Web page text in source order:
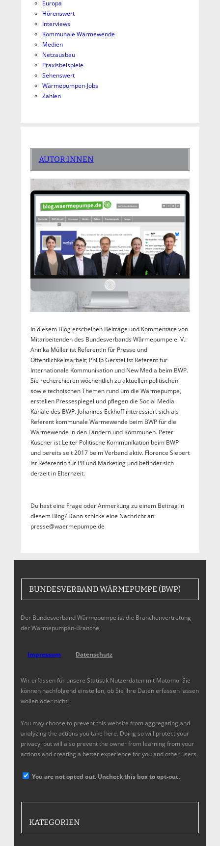
Europa
Hörenswert
Interviews
Kommunale Wärmewende
Medien
Netzausbau
Praxisbeispiele
Sehenswert
Wärmepumpen-Jobs
Zahlen
AUTOR:INNEN
In diesem Blog erscheinen Beiträge und Kommentare von
Mitarbeitenden des Bundesverbands Wärmepumpe e. V.:
Annika Müller ist Referentin für Presse und
Öffentlichkeitsarbeit; Philip Gerstel ist Referent für
Internationale Kommunikation und New Media beim BWP.
Sie recherchieren wöchentlich zu aktuellen politischen
sowie technischen Themen rund um die Wärmepumpe,
erstellen Pressespiegel und pflegen die Social Media
Kanäle des BWP. Johannes Eckhoff interessiert sich als
Referent kommunale Wärmewende beim BWP für die
Wärmewende in den Ländern und Kommunen. Peter
Kuscher ist Leiter Politische Kommunikation beim BWP
und bereits seit 2017 beim Verband aktiv. Florence Siebert
ist Referentin für PR und Marketing und befindet sich
derzeit in Elternzeit.
Du hast eine Frage oder Anmerkung zu einem Beitrag in
diesem Blog? Dann schicke eine Nachricht an:
presse@waermepumpe.de
BUNDESVERBAND WÄRMEPUMPE (BWP)
Der Bundesverband Wärmepumpe ist die Branchenvertretung
der Wärmepumpen-Branche,
Impressum Datenschutz
Wir erfassen für unsere Statistik Nutzerdaten mit Matomo. Sie
können nachfolgend einstellen, ob Sie Ihre Daten erfassen lassen
wollen oder nicht:
You may choose to prevent this website from aggregating and
analyzing the actions you take here. Doing so will protect your
privacy, but will also prevent the owner from learning from your
actions and creating a better experience for you and other users.
You are not opted out. Uncheck this box to opt-out.
KATEGORIEN